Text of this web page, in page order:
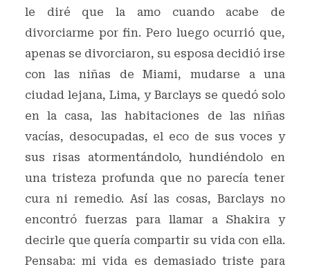
le diré que la amo cuando acabe de
divorciarme por fin. Pero luego ocurrió que,
apenas se divorciaron, su esposa decidió irse
con las niñas de Miami, mudarse a una
ciudad lejana, Lima, y Barclays se quedó solo
en la casa, las habitaciones de las niñas
vacías, desocupadas, el eco de sus voces y
sus risas atormentándolo, hundiéndolo en
una tristeza profunda que no parecía tener
cura ni remedio. Así las cosas, Barclays no
encontró fuerzas para llamar a Shakira y
decirle que quería compartir su vida con ella.
Pensaba: mi vida es demasiado triste para